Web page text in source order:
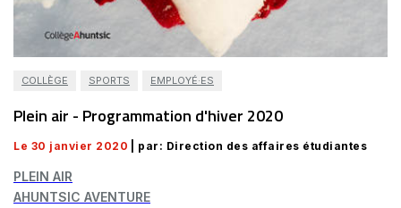
COLLÈGE SPORTS EMPLOYÉ·ES
Plein air - Programmation d'hiver 2020
Le 30 janvier 2020 | par: Direction des affaires étudiantes
PLEIN AIR
AHUNTSIC AVENTURE